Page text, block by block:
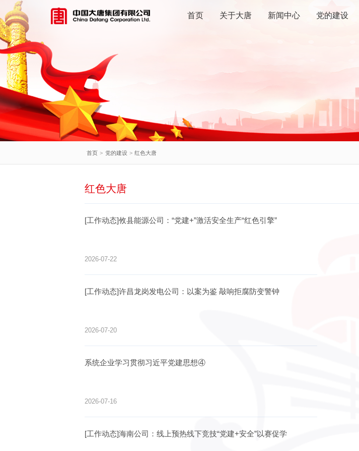
首页 关于大唐 新闻中心 党的建设
首页 > 党的建设 > 红色大唐
红色大唐
[工作动态]攸县能源公司：“党建+”激活安全生产“红色引擎”
2026-07-22
[工作动态]许昌龙岗发电公司：以案为鉴 敲响拒腐防变警钟
2026-07-20
系统企业学习贯彻习近平党建思想④
2026-07-16
[工作动态]海南公司：线上预热线下竞技“党建+安全”以赛促学